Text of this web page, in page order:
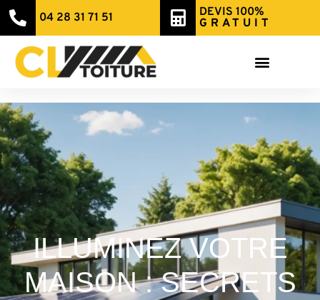
ILLUMINEZ VOTRE
MAISON : SECRETS
04 28 31 71 51
DEVIS 100%
GRATUIT